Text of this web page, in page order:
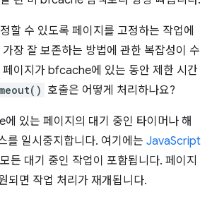
할 수 있도록 페이지를 고정하는 작업에
장 잘 보존하는 방법에 관한 복잡성이 수
페이지가 bfcache에 있는 동안 제한 시간
호출은 어떻게 처리하나요?
있는 페이지의 대기 중인 타이머나 해
를 일시중지합니다. 여기에는 JavaScript
든 대기 중인 작업이 포함됩니다. 페이지
되면 작업 처리가 재개됩니다.